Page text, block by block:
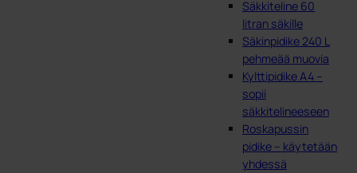
Säkkiteline 60
litran säkille
Säkinpidike 240 L
pehmeää muovia
Kylttipidike A4 –
sopii
säkkitelineeseen
Roskapussin
pidike – käytetään
yhdessä